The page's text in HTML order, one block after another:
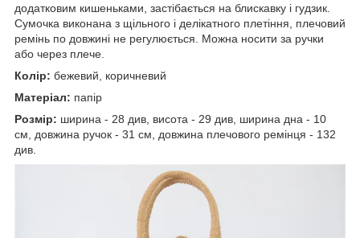
додатковим кишеньками, застібається на блискавку і гудзик.
Сумочка виконана з щільного і делікатного плетіння, плечовий
ремінь по довжині не регулюється. Можна носити за ручки
або через плече.
Колір: бежевий, коричневий
Матеріал: папір
Розмір: ширина - 28 див, висота - 29 див, ширина дна - 10
см, довжина ручок - 31 см, довжина плечового ремінця - 132
див.